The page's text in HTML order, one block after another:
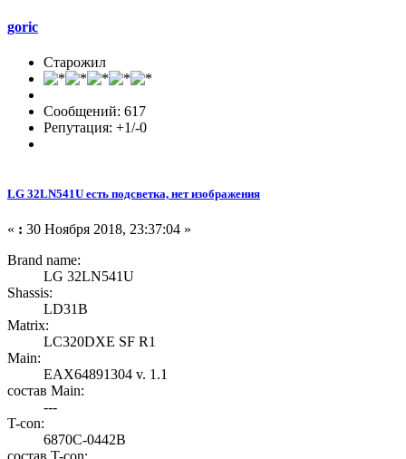
goric
Старожил
Сообщений: 617
Репутация: +1/-0
LG 32LN541U есть подсветка, нет изображения
« : 30 Ноября 2018, 23:37:04 »
Brand name:
LG 32LN541U
Shassis:
LD31B
Matrix:
LC320DXE SF R1
Main:
EAX64891304 v. 1.1
состав Main:
---
T-con:
6870C-0442B